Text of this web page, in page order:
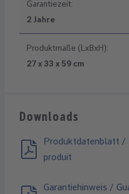
Garantiezeit:
2 Jahre
Produktmaße (LxBxH):
27 x 33 x 59 cm
Downloads
Produktdatenblatt /
produit
Garantiehinweis /